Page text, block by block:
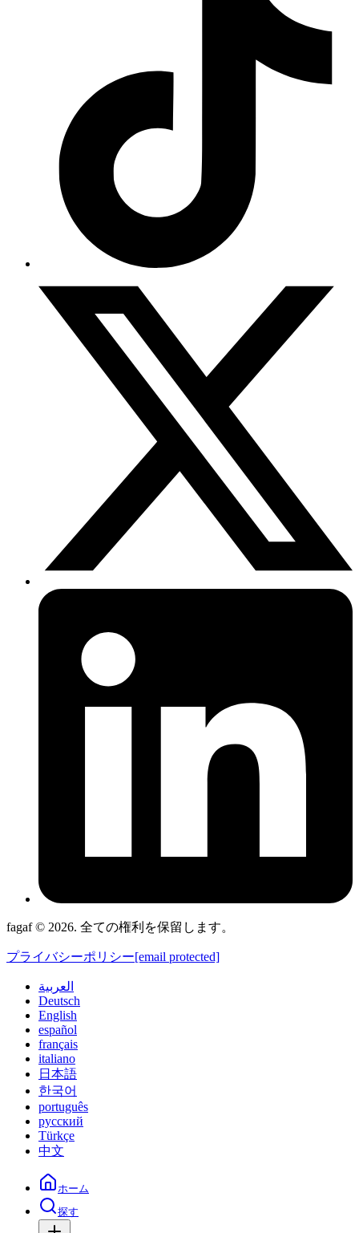
fagaf © 2026. 全ての権利を保留します。
プライバシーポリシー[email protected]
العربية
Deutsch
English
español
français
italiano
日本語
한국어
português
русский
Türkçe
中文
ホーム
探す